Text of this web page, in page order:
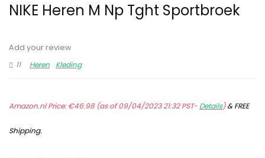
NIKE Heren M Np Tght Sportbroek
Add your review
11
Heren Kleding
Amazon.nl Price:€46.98(as of 09/04/2023 21:32 PST- Details)&FREE
Shipping.